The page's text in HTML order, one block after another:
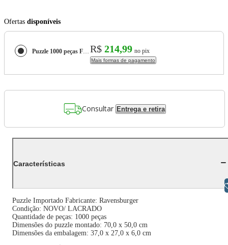
Ofertas disponíveis
Puzzle 1000 peças Fazenda Em Siena - Importado - Ravensburger Puzzle 1000 peças Fazenda Em Siena - Ravensburger 12000538 R$ 214,99 no pix
Mais formas de pagamento
Consultar Entrega e retira
Características
Puzzle Importado Fabricante: Ravensburger
Condição: NOVO/ LACRADO
Quantidade de peças: 1000 peças
Dimensões do puzzle montado: 70,0 x 50,0 cm
Dimensões da embalagem: 37,0 x 27,0 x 6,0 cm